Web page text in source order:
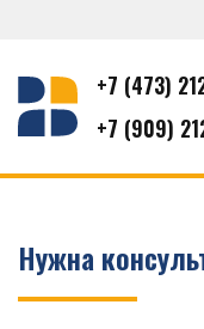
+7 (473)
+7 (909)
Нужна